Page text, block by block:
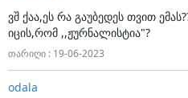
ვშ ქაა,ეს რა გაუბედეს თვით
იცის,რომ ,,ჟურნალისტია"?
თარიღი : 19-06-2023
odala